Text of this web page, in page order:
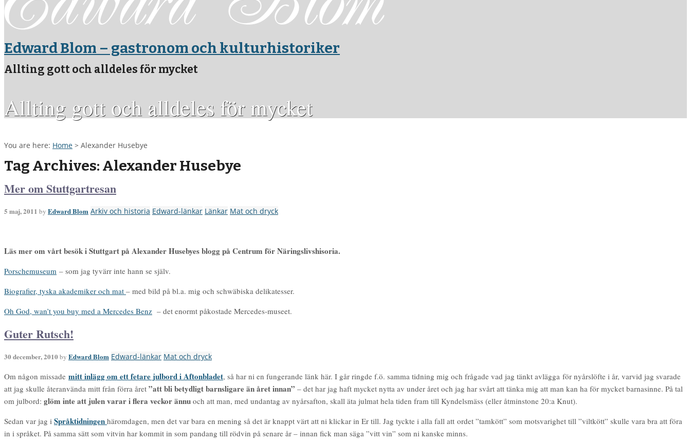
Edward Blom – gastronom och kulturhistoriker
Allting gott och alldeles för mycket
Allting gott och alldeles för mycket
You are here: Home > Alexander Husebye
Tag Archives: Alexander Husebye
Mer om Stuttgartresan
5 maj, 2011 by Edward Blom Arkiv och historia Edward-länkar Länkar Mat och dryck
Läs mer om vårt besök i Stuttgart på Alexander Husebyes blogg på Centrum för Näringslivshisoria.
Porschemuseum – som jag tyvärr inte hann se själv.
Biografier, tyska akademiker och mat – med bild på bl.a. mig och schwäbiska delikatesser.
Oh God, wan’t you buy med a Mercedes Benz – det enormt påkostade Mercedes-museet.
Guter Rutsch!
30 december, 2010 by Edward Blom Edward-länkar Mat och dryck
Om någon missade mitt inlägg om ett fetare julbord i Aftonbladet, så har ni en fungerande länk här. I går ringde f.ö. samma tidning mig och frågade vad jag tänkt avlägga för nyårslöfte i år, varvid jag svarade
att jag skulle återanvända mitt från förra året ”att bli betydligt barnsligare än året innan” – det har jag haft mycket nytta av under året och jag har svårt att tänka mig att man kan ha för mycket barnasinne. På tal
om julbord: glöm inte att julen varar i flera veckor ännu och att man, med undantag av nyårsafton, skall äta julmat hela tiden fram till Kyndelsmäss (eller åtminstone 20:a Knut).
Sedan var jag i Språktidningen häromdagen, men det var bara en mening så det är knappt värt att ni klickar in Er till. Jag tyckte i alla fall att ordet ”tamkött” som motsvarighet till ”viltkött” skulle vara bra att föra
in i språket. På samma sätt som vitvin har kommit in som pandang till rödvin på senare år – innan fick man säga ”vitt vin” som ni kanske minns.